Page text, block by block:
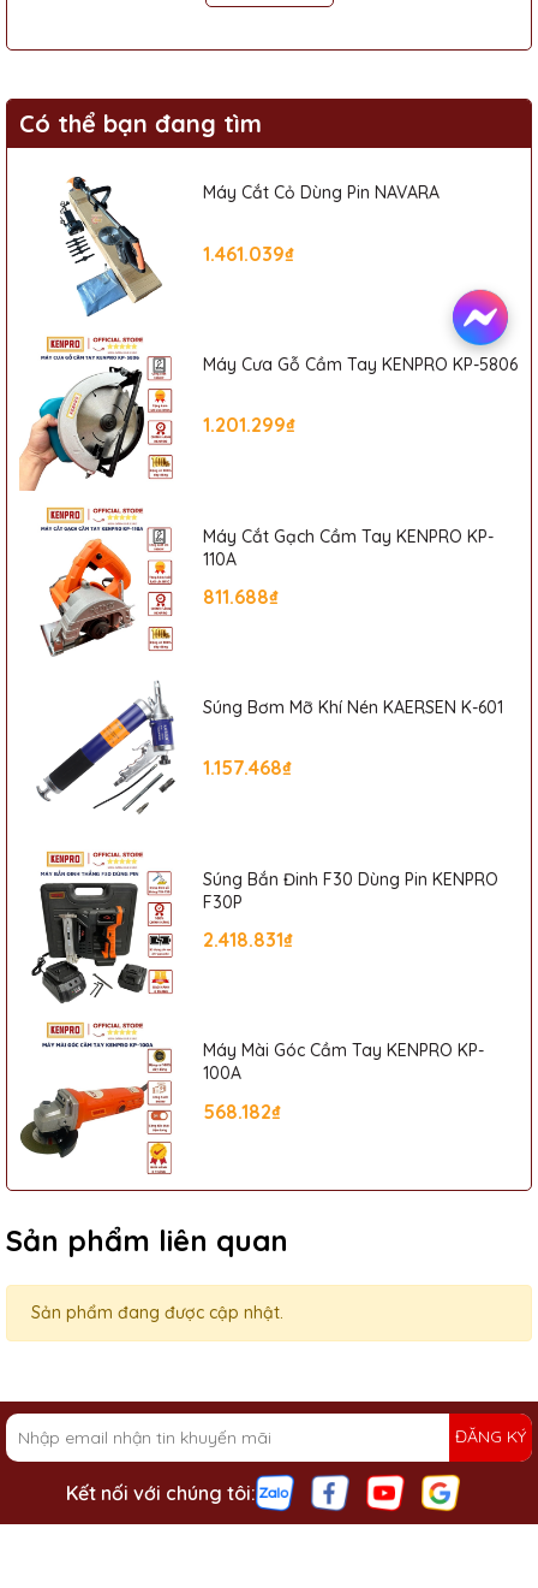
Lưu ý: Hình ảnh sản phẩm chỉ có tính chất minh họa, chi tiết
sản phẩm, màu sắc có thể thay đổi tùy theo sản phẩm thực
- Được nhập hàng và cung cấp bởi Phát Đạt Tools
Công Ty TNHH Thương Mại Xuất Nhập Khẩu Thiết Bị Công
Nghiệp Phát Đạt
Website:sieuthiphatdat.vn
Email: sieuthiphatdat@gmail.com
Địa chỉ: Số 405 Đường Nguyễn Khoái, Phường Thanh Trì, Quận
Hoàng Mai, Hà Nội
Hotline:0835616818
Có thể bạn đang tìm
Máy Cắt Cỏ Dùng Pin NAVARA
1.461.039₫
Máy Cưa Gỗ Cầm Tay KENPRO KP-5806
1.201.299₫
Máy Cắt Gạch Cầm Tay KENPRO KP-
110A
811.688₫
Súng Bơm Mỡ Khí Nén KAERSEN K-601
1.157.468₫
Súng Bắn Đinh F30 Dùng Pin KENPRO
F30P
2.418.831₫
Máy Mài Góc Cầm Tay KENPRO KP-
100A
568.182₫
Sản phẩm liên quan
Sản phẩm đang được cập nhật.
ĐĂNG KÝ
Kết nối với chúng tôi: